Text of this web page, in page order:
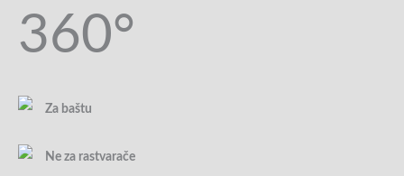
360°
Za baštu
Ne za rastvarače